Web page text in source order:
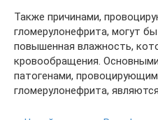
Также причинами,
гломерулонефрита, могут
повышенная влажность,
кровообращения.
патогенами,
гломерулонефрита,